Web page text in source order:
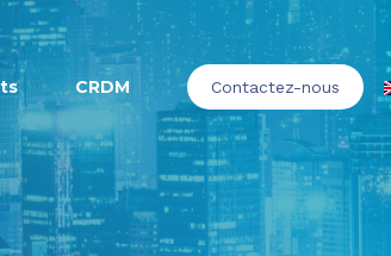
CRDM Contactez-nous